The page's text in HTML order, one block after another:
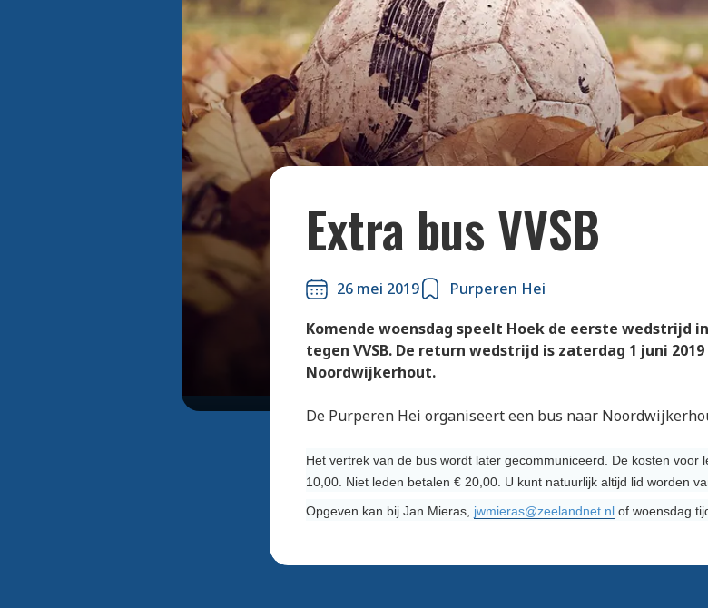
Extra bus VVSB
26 mei 2019
Purperen Hei
Komende woensdag speelt Hoek de eerste wedstrijd
tegen VVSB. De return wedstrijd is zaterdag 1 juni 2019
Noordwijkerhout.
De Purperen Hei organiseert een bus naar
Het vertrek van de bus wordt later gecommuniceerd. De kosten voor
10,00. Niet leden betalen € 20,00. U kunt natuurlijk altijd lid worden
Opgeven kan bij Jan Mieras, jwmieras@zeelandnet.nl of woensdag